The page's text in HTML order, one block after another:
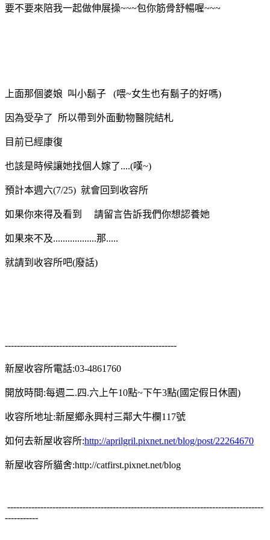
要不要來陪我一起做伸展操~~~包你筋骨舒暢喔~~~
上面那個婆娘 叫小鬍子 (喂~女生也有鬍子的好嗎)
因為受孕了 所以帶到外面動物醫院結札
目前已經康復
也該是時候讓她找個人嫁了....(嘆~)
預計本週六(7/25) 就會回到收容所
如果你來得及看到 請留言告訴我們你想認養她
如果來不及..................那.....
就請到收容所吧(廢話)
---------------------------------------------------------
新屋收容所電話:03-4861760
開放時間:每週二.四.六上午10點~下午3點(國定假日休園)
收容所地址:新屋鄉永興村三鄰大牛欄117號
如何去新屋收容所:http://aprilgril.pixnet.net/blog/post/22264670
新屋收容所貓舍:http://catfirst.pixnet.net/blog
-------------------------------------------------------------------------------------
-----------